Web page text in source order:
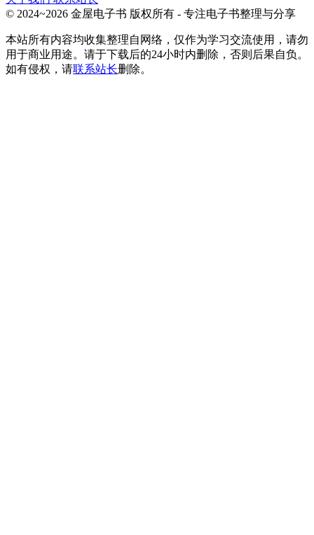
© 2024~2026 金屋电子书 版权所有 - 专注电子书整理与分享
本站所有内容均收集整理自网络，仅作为学习交流使用，请勿
用于商业用途。请于下载后的24小时内删除，否则后果自负。
如有侵权，请联系站长删除。